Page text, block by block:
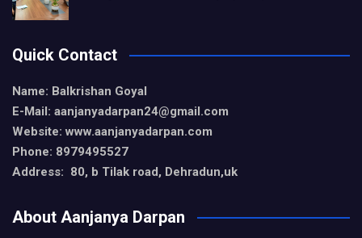
Quick Contact
Name: Balkrishan Goyal
E-Mail: aanjanyadarpan24@gmail.com
Website: www.aanjanyadarpan.com
Phone: 8979495527
Address: 80, b Tilak road, Dehradun,uk
About Aanjanya Darpan